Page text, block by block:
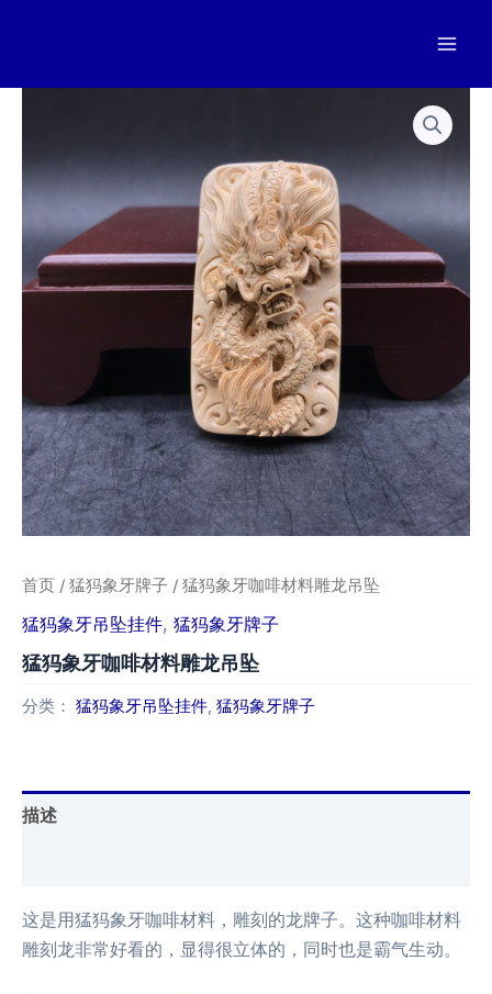
首页 / 猛犸象牙牌子 / 猛犸象牙咖啡材料雕龙吊坠
猛犸象牙吊坠挂件, 猛犸象牙牌子
猛犸象牙咖啡材料雕龙吊坠
分类： 猛犸象牙吊坠挂件, 猛犸象牙牌子
描述
这是用猛犸象牙咖啡材料，雕刻的龙牌子。这种咖啡材料
雕刻龙非常好看的，显得很立体的，同时也是霸气生动。